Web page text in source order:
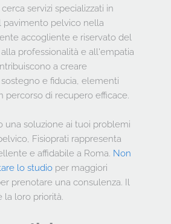
servizi specializzati in
pavimento pelvico nella
accogliente e riservato del
professionalità e all'empatia
a creare
e fiducia, elementi
percorso di recupero efficace.
una soluzione ai tuoi problemi
Fisioprati rappresenta
e affidabile a Roma. Non
lo studio per maggiori
prenotare una consulenza. Il
la loro priorità.